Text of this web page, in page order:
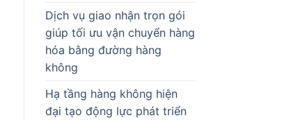
Dịch vụ giao nhận trọn gói
giúp tối ưu vận chuyển hàng
hóa bằng đường hàng
không
Hạ tầng hàng không hiện
đại tạo động lực phát triển